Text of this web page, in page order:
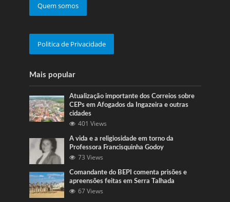
Quem somos
Politica de Privacidade
Mais popular
Atualização importante dos Correios sobre
CEPs em Afogados da Ingazeira e outras
cidades
401 Views
A vida e a religiosidade em torno da
Professora Francisquinha Godoy
73 Views
Comandante do BEPI comenta prisões e
apreensões feitas em Serra Talhada
67 Views